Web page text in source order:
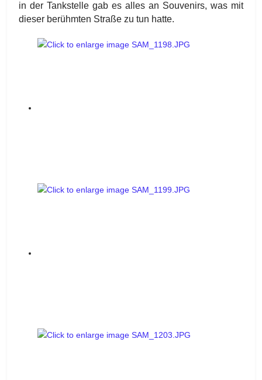
in der Tankstelle gab es alles an Souvenirs, was mit
dieser berühmten Straße zu tun hatte.